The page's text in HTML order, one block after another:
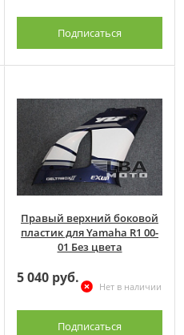
Подписаться
Правый верхний боковой
пластик для Yamaha R1 00-
01 Без цвета
5 040 руб.
Нет в наличии
Подписаться